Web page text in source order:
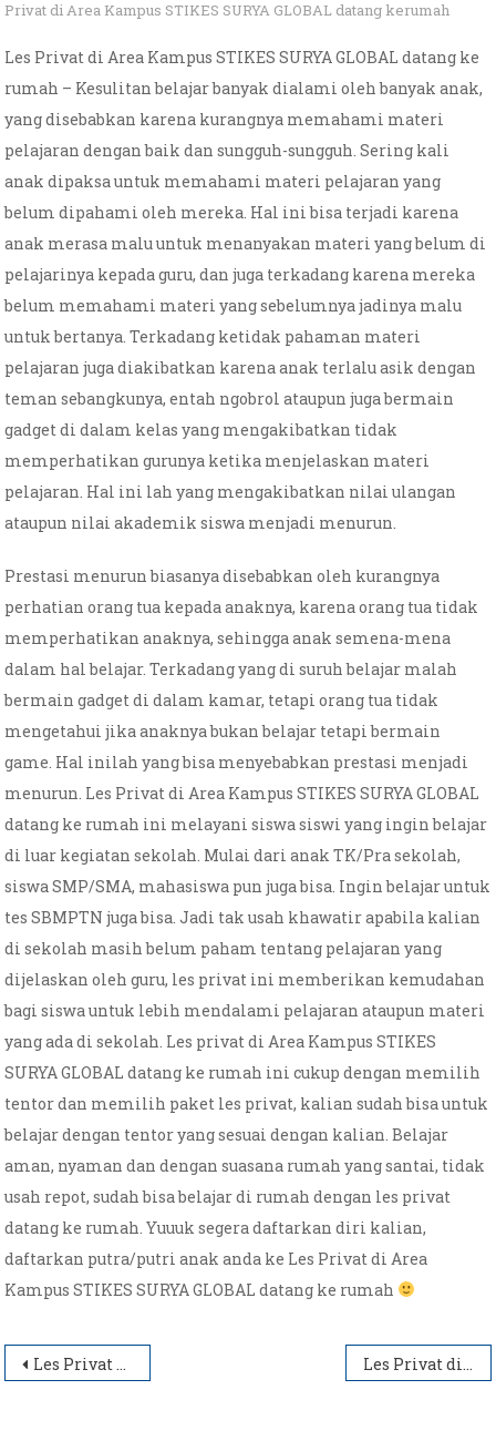
Privat di Area Kampus STIKES SURYA GLOBAL datang kerumah
Les Privat di Area Kampus STIKES SURYA GLOBAL datang ke
rumah – Kesulitan belajar banyak dialami oleh banyak anak,
yang disebabkan karena kurangnya memahami materi
pelajaran dengan baik dan sungguh-sungguh. Sering kali
anak dipaksa untuk memahami materi pelajaran yang
belum dipahami oleh mereka. Hal ini bisa terjadi karena
anak merasa malu untuk menanyakan materi yang belum di
pelajarinya kepada guru, dan juga terkadang karena mereka
belum memahami materi yang sebelumnya jadinya malu
untuk bertanya. Terkadang ketidak pahaman materi
pelajaran juga diakibatkan karena anak terlalu asik dengan
teman sebangkunya, entah ngobrol ataupun juga bermain
gadget di dalam kelas yang mengakibatkan tidak
memperhatikan gurunya ketika menjelaskan materi
pelajaran. Hal ini lah yang mengakibatkan nilai ulangan
ataupun nilai akademik siswa menjadi menurun.
Prestasi menurun biasanya disebabkan oleh kurangnya
perhatian orang tua kepada anaknya, karena orang tua tidak
memperhatikan anaknya, sehingga anak semena-mena
dalam hal belajar. Terkadang yang di suruh belajar malah
bermain gadget di dalam kamar, tetapi orang tua tidak
mengetahui jika anaknya bukan belajar tetapi bermain
game. Hal inilah yang bisa menyebabkan prestasi menjadi
menurun. Les Privat di Area Kampus STIKES SURYA GLOBAL
datang ke rumah ini melayani siswa siswi yang ingin belajar
di luar kegiatan sekolah. Mulai dari anak TK/Pra sekolah,
siswa SMP/SMA, mahasiswa pun juga bisa. Ingin belajar untuk
tes SBMPTN juga bisa. Jadi tak usah khawatir apabila kalian
di sekolah masih belum paham tentang pelajaran yang
dijelaskan oleh guru, les privat ini memberikan kemudahan
bagi siswa untuk lebih mendalami pelajaran ataupun materi
yang ada di sekolah. Les privat di Area Kampus STIKES
SURYA GLOBAL datang ke rumah ini cukup dengan memilih
tentor dan memilih paket les privat, kalian sudah bisa untuk
belajar dengan tentor yang sesuai dengan kalian. Belajar
aman, nyaman dan dengan suasana rumah yang santai, tidak
usah repot, sudah bisa belajar di rumah dengan les privat
datang ke rumah. Yuuuk segera daftarkan diri kalian,
daftarkan putra/putri anak anda ke Les Privat di Area
Kampus STIKES SURYA GLOBAL datang ke rumah
Post
Les Privat di Area Kampus STIE SBI Datang Ke rumah Les Privat di Area Kampus STIKES GUNA BANGSA datang ke rumah